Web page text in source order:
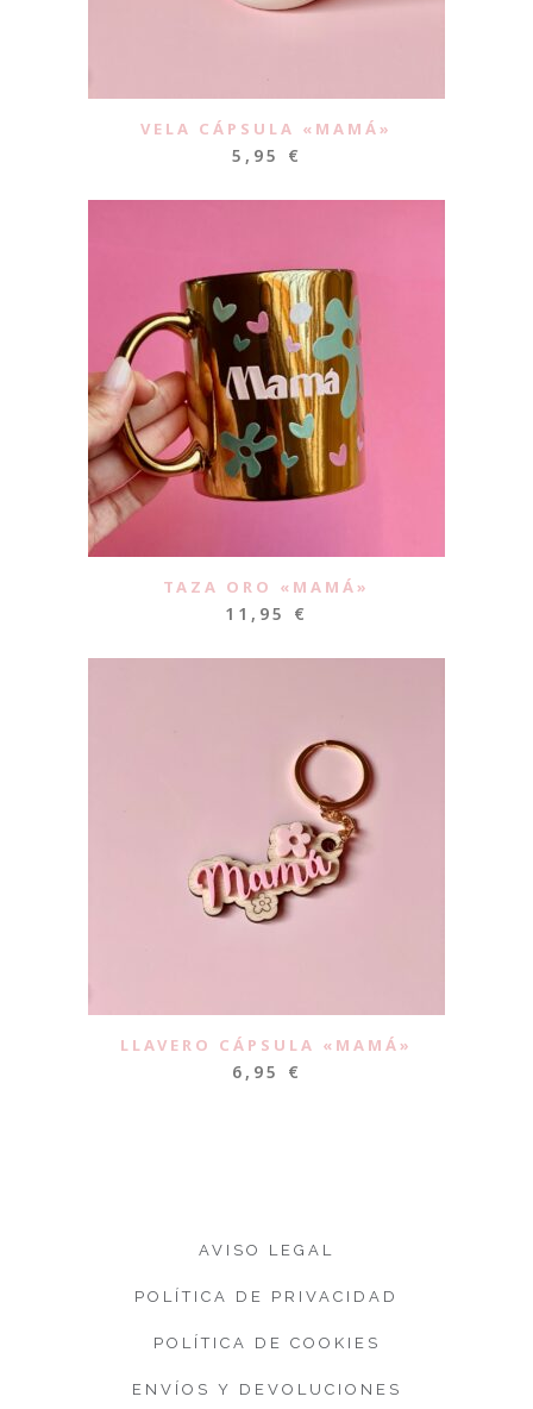
VELA CÁPSULA «MAMÁ»
5,95 €
TAZA ORO «MAMÁ»
11,95 €
LLAVERO CÁPSULA «MAMÁ»
6,95 €
AVISO LEGAL
POLÍTICA DE PRIVACIDAD
POLÍTICA DE COOKIES
ENVÍOS Y DEVOLUCIONES